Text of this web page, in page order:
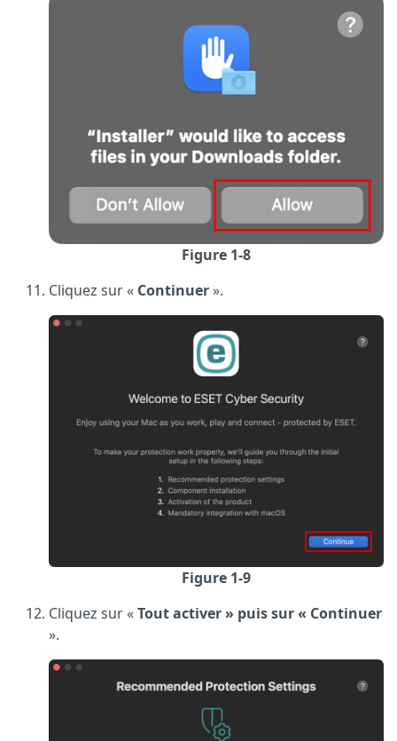
Figure 1-8
Cliquez sur « Continuer».
Figure 1-9
Cliquez sur «Tout activer » puis sur « Continuer
».